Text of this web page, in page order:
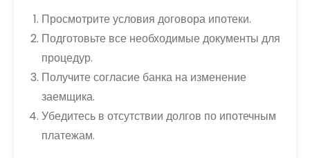
Просмотрите условия договора ипотеки.
Подготовьте все необходимые документы для
процедур.
Получите согласие банка на изменение
заемщика.
Убедитесь в отсутствии долгов по ипотечным
платежам.